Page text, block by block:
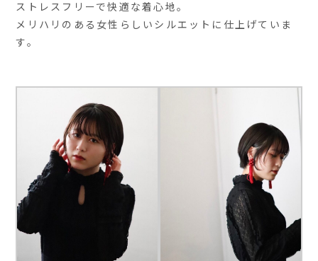
ストレスフリーで快適な着心地。
メリハリのある女性らしいシルエットに仕上げていま
す。